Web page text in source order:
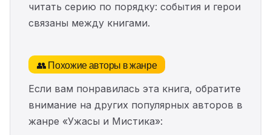
читать серию по порядку: события и герои
связаны между книгами.
👥 Похожие авторы в жанре
Если вам понравилась эта книга, обратите
внимание на других популярных авторов в
жанре «Ужасы и Мистика»: